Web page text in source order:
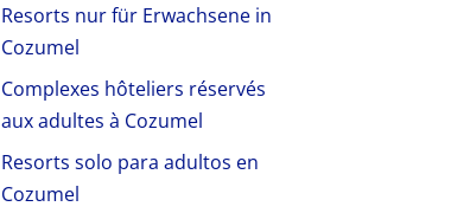
Resorts nur für Erwachsene in
Cozumel
Complexes hôteliers réservés
aux adultes à Cozumel
Resorts solo para adultos en
Cozumel